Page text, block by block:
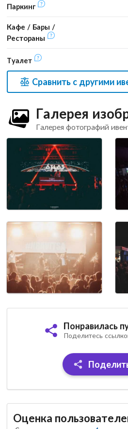
Паркинг
Кафе / Бары /
Рестораны
Туалет
Сравнить с другими
Галерея
Галерея фотографий
Понравилась
Поделитесь
Оценка